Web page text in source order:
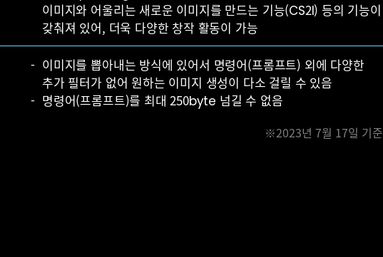
이미지와 어울리는 새로운 이미지를 만드는 기능(CS2I) 등의 기능이
갖춰져 있어, 더욱 다양한 창작 활동이 가능
이미지를 뽑아내는 방식에 있어서 명령어(프롬프트) 외에 다양한
추가 필터가 없어 원하는 이미지 생성이 다소 걸릴 수 있음
명령어(프롬프트)를 최대 250byte 넘길 수 없음
※2023년 7월 17일 기준